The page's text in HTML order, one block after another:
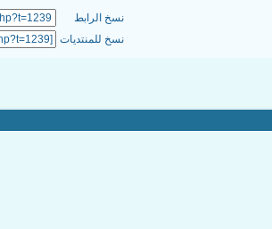
نسخ الرابط
نسخ للمنتديات